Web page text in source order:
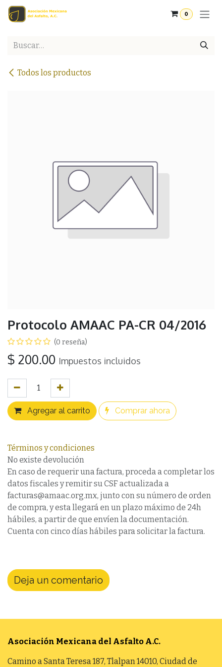
Ir al contenido
0
Todos los productos
Protocolo AMAAC PA-CR 04/2016
(0 reseña)
$ 200.00 Impuestos incluidos
Agregar al carrito Comprar ahora
Términos y condiciones
No existe devolución
En caso de requerir una factura, proceda a completar los
datos fiscales y remitir su CSF actualizada a
facturas@amaac.org.mx, junto con su número de orden
de compra, y esta llegará en un plazo máximo de 24h
hábiles, a partir de que envíen la documentación.
Cuenta con cinco días hábiles para solicitar la factura.
Deja un comentario
Asociación Mexicana del Asfalto A.C.
Camino a Santa Teresa 187, Tlalpan 14010, Ciudad de